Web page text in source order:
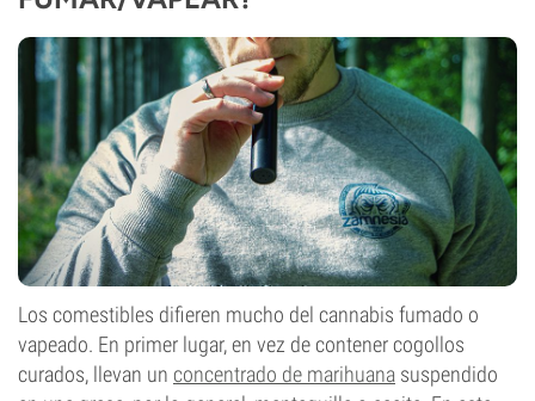
Los comestibles difieren mucho del cannabis fumado o
vapeado. En primer lugar, en vez de contener cogollos
curados, llevan un concentrado de marihuana suspendido